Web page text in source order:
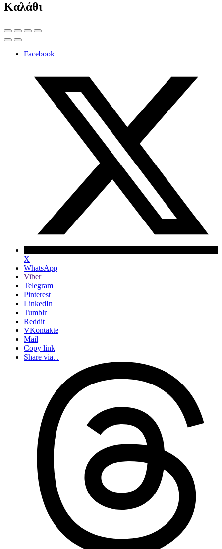
Καλάθι
Facebook
X
WhatsApp
Viber
Telegram
Pinterest
LinkedIn
Tumblr
Reddit
VKontakte
Mail
Copy link
Share via...